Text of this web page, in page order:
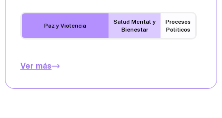
Paz y Violencia
Salud Mental y
Bienestar
Procesos
Políticos
Ver más